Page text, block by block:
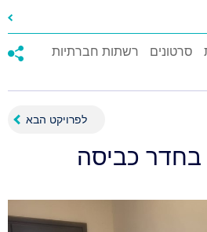
סרטונים
רשתות חברתיות
לפרויקט הבא
בחדר כביסה